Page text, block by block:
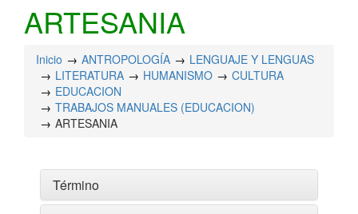
ARTESANIA
Inicio ANTROPOLOGÍA
LENGUAJE Y LENGUAS
LITERATURA
HUMANISMO
CULTURA
EDUCACION
TRABAJOS MANUALES (EDUCACION)
ARTESANIA
Término